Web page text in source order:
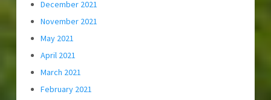
December 2021
November 2021
May 2021
April 2021
March 2021
February 2021